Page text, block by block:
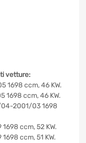
vetture:
1698 ccm, 46 KW.
1698 ccm, 46 KW.
04-2001/03 1698
ccm, 52 KW.
ccm, 51 KW.